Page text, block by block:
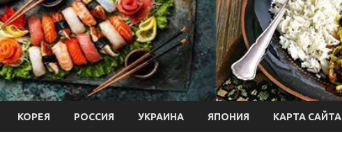
КОРЕЯ РОССИЯ УКРАИНА ЯПОНИЯ КАРТА САЙТА